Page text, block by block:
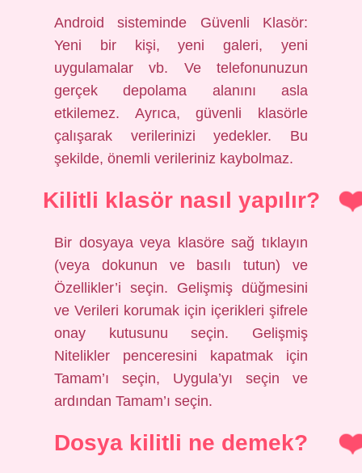
Android sisteminde Güvenli Klasör:
Yeni bir kişi, yeni galeri, yeni
uygulamalar vb. Ve telefonunuzun
gerçek depolama alanını asla
etkilemez. Ayrıca, güvenli klasörle
çalışarak verilerinizi yedekler. Bu
şekilde, önemli verileriniz kaybolmaz.
Kilitli klasör nasıl yapılır?
Bir dosyaya veya klasöre sağ tıklayın
(veya dokunun ve basılı tutun) ve
Özellikler’i seçin. Gelişmiş düğmesini
ve Verileri korumak için içerikleri şifrele
onay kutusunu seçin. Gelişmiş
Nitelikler penceresini kapatmak için
Tamam’ı seçin, Uygula’yı seçin ve
ardından Tamam’ı seçin.
Dosya kilitli ne demek?